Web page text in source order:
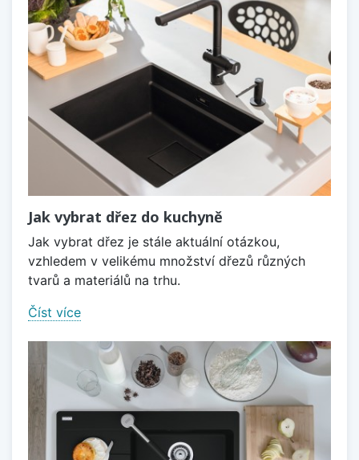
Jak vybrat dřez do kuchyně
Jak vybrat dřez je stále aktuální otázkou,
vzhledem v velikému množství dřezů různých
tvarů a materiálů na trhu.
Číst více